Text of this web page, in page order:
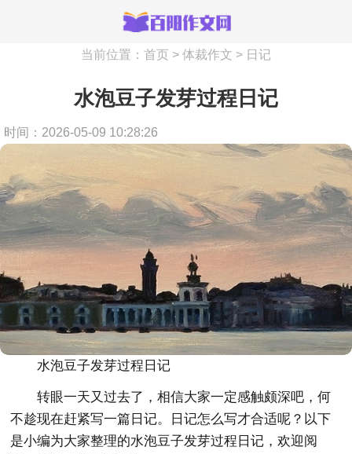
当前位置： 首页 > 体裁作文 > 日记
水泡豆子发芽过程日记
时间：2026-05-09 10:28:26
水泡豆子发芽过程日记
转眼一天又过去了，相信大家一定感触颇深吧，何
不趁现在赶紧写一篇日记。日记怎么写才合适呢？以下
是小编为大家整理的水泡豆子发芽过程日记，欢迎阅